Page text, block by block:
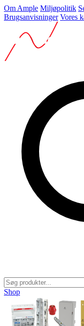
Om Ample Miljøpolitik
Brugsanvisninger Vores
Shop